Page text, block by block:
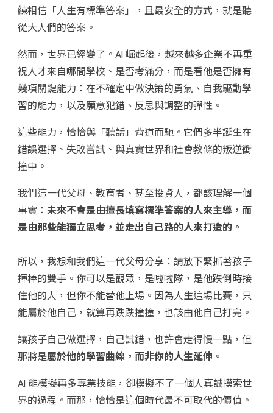
練相信「人生有標準答案」，且最安全的方式，就是聽
從大人們的答案。
然而，世界已經變了。AI 崛起後，越來越多企業不再重
視人才來自哪間學校、是否考滿分，而是看他是否擁有
幾項關鍵能力：在不確定中做決策的勇氣、自我驅動學
習的能力，以及願意犯錯、反思與調整的彈性。
這些能力，恰恰與「聽話」背道而馳。它們多半誕生在
錯誤選擇、失敗嘗試、與真實世界和社會教條的叛逆衝
撞中。
我們這一代父母、教育者、甚至投資人，都該理解一個
事實：未來不會是由擅長填寫標準答案的人來主導，而
是由那些能獨立思考，並走出自己路的人來打造的。
所以，我想和我們這一代父母分享：請放下緊抓著孩子
揮棒的雙手。你可以是觀眾，是啦啦隊，是他跌倒時接
住他的人，但你不能替他上場。因為人生這場比賽，只
能屬於他自己，就算再跌跌撞撞，也該由他自己打完。
讓孩子自己做選擇，自己試錯，也許會走得慢一點，但
那將是屬於他的學習曲線，而非你的人生延伸 。
AI 能模擬再多專業技能，卻模擬不了一個人真誠摸索世
界的過程。而那，恰恰是這個時代最不可取代的價值。